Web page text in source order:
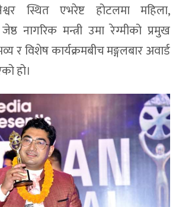
स्थित एभरेष्ट होटलमा महिला,
नागरिक मन्त्री उमा रेग्मीको प्रमुख
र विशेष कार्यक्रमबीच मङ्गलबार अवार्ड
हो।